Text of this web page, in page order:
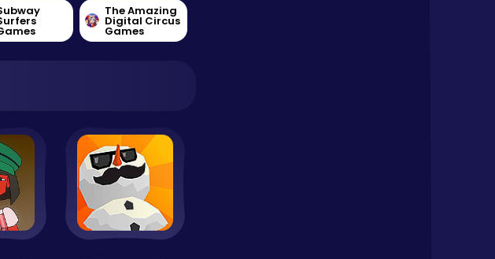
The Amazing
Digital Circus
Games